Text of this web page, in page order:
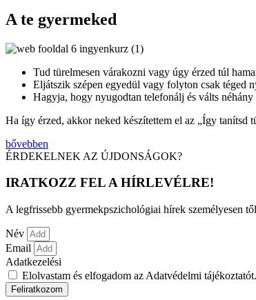
A te gyermeked
Tud türelmesen várakozni vagy úgy érzed túl
Eljátszik szépen egyedül vagy folyton csak téged
Hagyja, hogy nyugodtan telefonálj és válts
Ha így érzed, akkor neked készítettem el az „Így
bővebben
ÉRDEKELNEK AZ ÚJDONSÁGOK?
IRATKOZZ FEL A HÍRLEVÉLRE!
A legfrissebb gyermekpszichológiai hírek személyesen
Név
Email
Adatkezelési
Elolvastam és elfogadom az Adatvédelmi tájékoztatót.
Feliratkozom